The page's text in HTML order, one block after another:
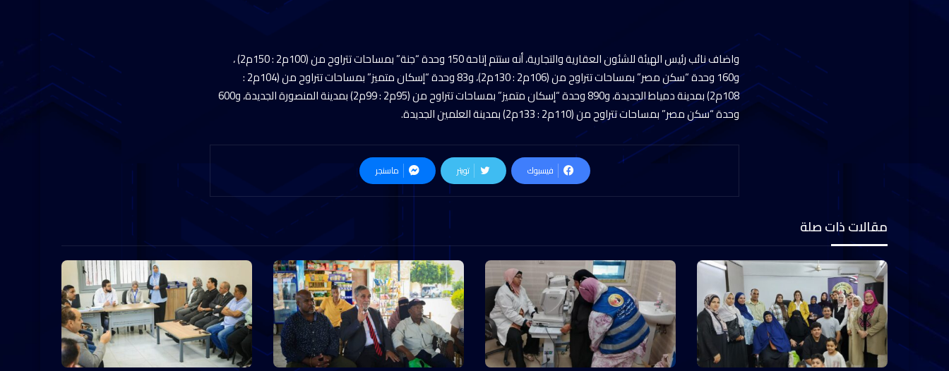
واضاف نائب رئيس الهيئة للشئون العقارية والتجارية، أنه ستتم إتاحة 150 وحدة “جنة” بمساحات تتراوح من (100م2 : 150م2) ،
و160 وحدة “سكن مصر” بمساحات تتراوح من (106م2 : 130م2)، و83 وحدة “إسكان متميز” بمساحات تتراوح من (104م2 :
108م2) بمدينة دمياط الجديدة، و890 وحدة “إسكان متميز” بمساحات تتراوح من (95م2 : 99م2) بمدينة المنصورة الجديدة، و600
وحدة “سكن مصر” بمساحات تتراوح من (110م2 : 133م2) بمدينة العلمين الجديدة.
فيسبوك تويتر ماسنجر
مقالات ذات صلة